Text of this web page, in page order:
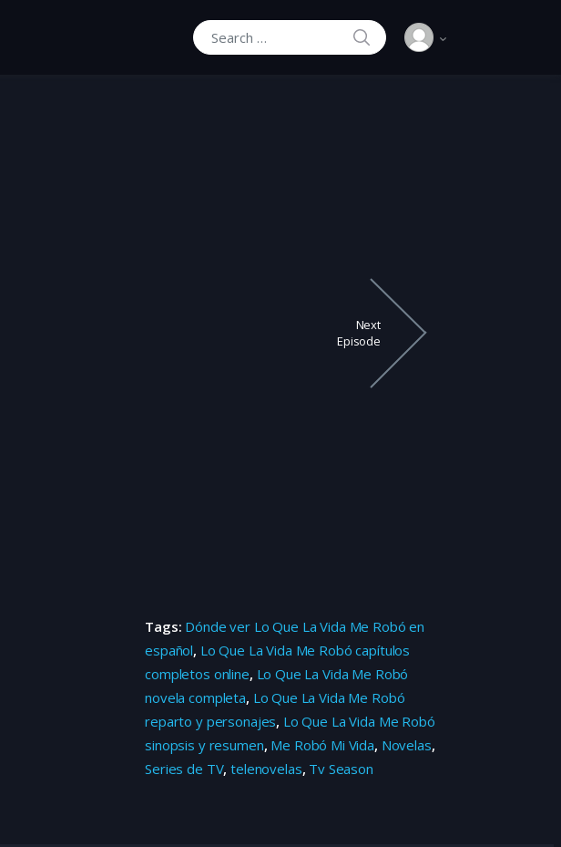
Search for:
SEARCH
Next
Episode
Tags: Dónde ver Lo Que La Vida Me Robó en
español, Lo Que La Vida Me Robó capítulos
completos online, Lo Que La Vida Me Robó
novela completa, Lo Que La Vida Me Robó
reparto y personajes, Lo Que La Vida Me Robó
sinopsis y resumen, Me Robó Mi Vida, Novelas,
Series de TV,telenovelas, Tv Season